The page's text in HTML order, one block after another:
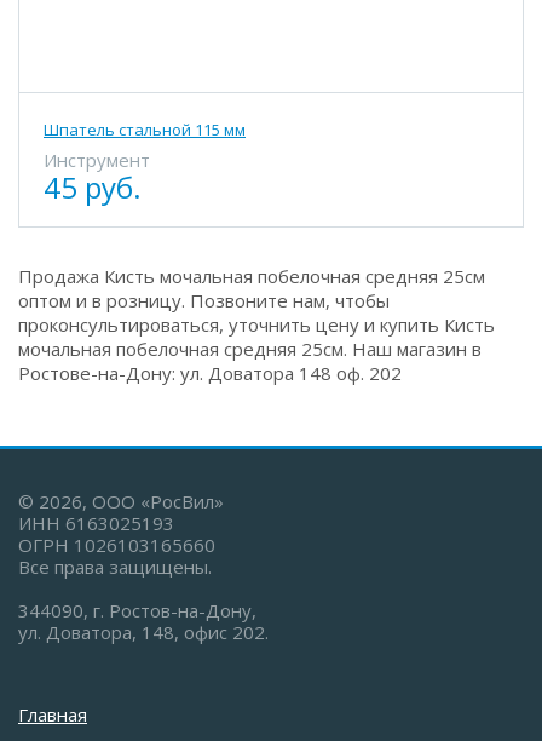
Шпатель стальной 115 мм
Инструмент
45 руб.
Продажа Кисть мочальная побелочная средняя 25см
оптом и в розницу. Позвоните нам, чтобы
проконсультироваться, уточнить цену и купить Кисть
мочальная побелочная средняя 25см. Наш магазин в
Ростове-на-Дону: ул. Доватора 148 оф. 202
© 2026, ООО «РосВил»
ИНН 6163025193
ОГРН 1026103165660
Все права защищены.
344090, г. Ростов-на-Дону,
ул. Доватора, 148, офис 202.
Главная